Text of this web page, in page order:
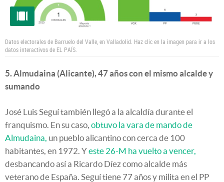
Datos electorales de Barruelo del Valle, en Valladolid. Haz clic en la imagen para ir a los
datos interactivos de EL PAÍS.
5. Almudaina (Alicante), 47 años con el mismo alcalde y
sumando
José Luis Seguí también llegó a la alcaldía durante el
franquismo. En su caso, obtuvo la vara de mando de
Almudaina, un pueblo alicantino con cerca de 100
habitantes, en 1972. Yeste 26-M ha vuelto a vencer,
desbancando así a Ricardo Díez como alcalde más
veterano de España. Seguí tiene 77 años y milita en el PP